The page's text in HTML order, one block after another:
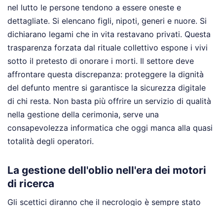
nel lutto le persone tendono a essere oneste e
dettagliate. Si elencano figli, nipoti, generi e nuore. Si
dichiarano legami che in vita restavano privati. Questa
trasparenza forzata dal rituale collettivo espone i vivi
sotto il pretesto di onorare i morti. Il settore deve
affrontare questa discrepanza: proteggere la dignità
del defunto mentre si garantisce la sicurezza digitale
di chi resta. Non basta più offrire un servizio di qualità
nella gestione della cerimonia, serve una
consapevolezza informatica che oggi manca alla quasi
totalità degli operatori.
La gestione dell'oblio nell'era dei motori
di ricerca
Gli scettici diranno che il necrologio è sempre stato